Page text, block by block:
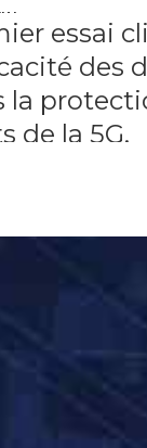
essai
des
la
de la 5G.